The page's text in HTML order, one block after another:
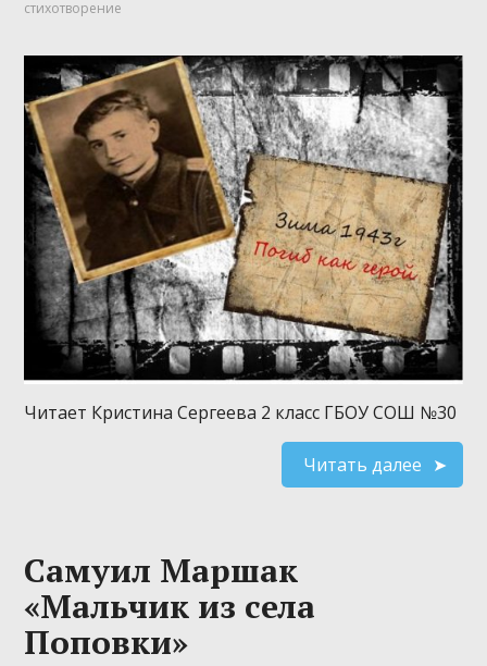
стихотворение
Читает Кристина Сергеева 2 класс ГБОУ СОШ №30
Читать далее
Самуил Маршак
«Мальчик из села
Поповки»